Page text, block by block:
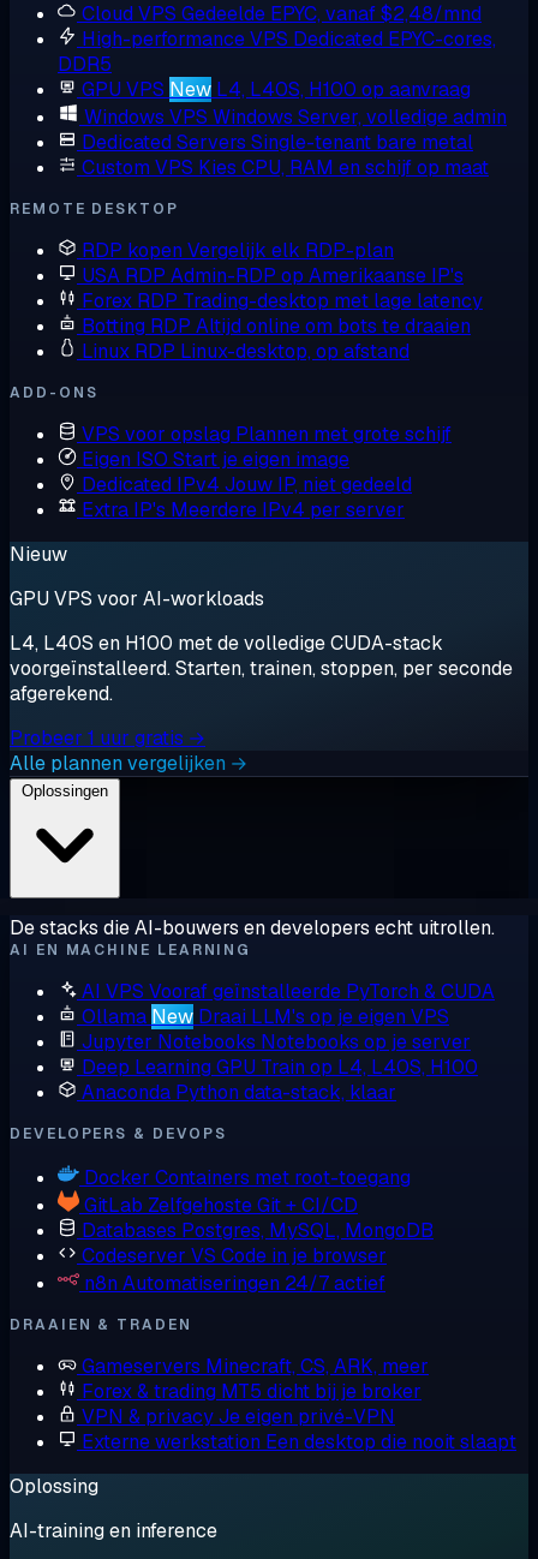
Cloud VPS Gedeelde EPYC, vanaf $2,48/mnd
High-performance VPS Dedicated EPYC-cores,
DDR5
GPU VPS New L4, L40S, H100 op aanvraag
Windows VPS Windows Server, volledige admin
Dedicated Servers Single-tenant bare metal
Custom VPS Kies CPU, RAM en schijf op maat
REMOTE DESKTOP
RDP kopen Vergelijk elk RDP-plan
USA RDP Admin-RDP op Amerikaanse IP's
Forex RDP Trading-desktop met lage latency
Botting RDP Altijd online om bots te draaien
Linux RDP Linux-desktop, op afstand
ADD-ONS
VPS voor opslag Plannen met grote schijf
Eigen ISO Start je eigen image
Dedicated IPv4 Jouw IP, niet gedeeld
Extra IP's Meerdere IPv4 per server
Nieuw
GPU VPS voor AI-workloads
L4, L40S en H100 met de volledige CUDA-stack
voorgeïnstalleerd. Starten, trainen, stoppen, per seconde
afgerekend.
Probeer 1 uur gratis →
Alle plannen vergelijken →
De stacks die AI-bouwers en developers echt uitrollen.
AI EN MACHINE LEARNING
AI VPS Vooraf geïnstalleerde PyTorch & CUDA
Ollama New Draai LLM's op je eigen VPS
Jupyter Notebooks Notebooks op je server
Deep Learning GPU Train op L4, L40S, H100
Anaconda Python data-stack, klaar
DEVELOPERS & DEVOPS
Docker Containers met root-toegang
GitLab Zelfgehoste Git + CI/CD
Databases Postgres, MySQL, MongoDB
Codeserver VS Code in je browser
n8n Automatiseringen 24/7 actief
DRAAIEN & TRADEN
Gameservers Minecraft, CS, ARK, meer
Forex & trading MT5 dicht bij je broker
VPN & privacyJe eigen privé-VPN
Externe werkstation Een desktop die nooit slaapt
Oplossing
AI-training en inference